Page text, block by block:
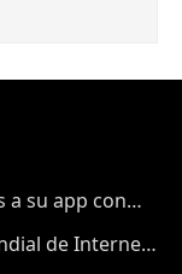
a su app con
de Internet